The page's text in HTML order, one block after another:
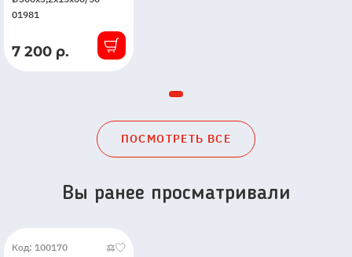
01981
В
7 200 р.
ПОСМОТРЕТЬ ВСЕ
Вы ранее просматривали
Код: 100170